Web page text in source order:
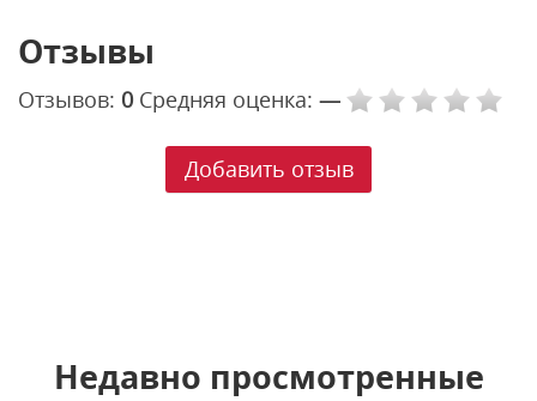
Отзывы
Отзывов: 0 Средняя оценка: —
Добавить отзыв
Недавно просмотренные